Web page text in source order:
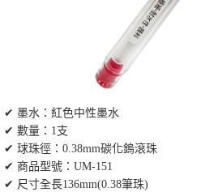
✔ 墨水：紅色中性墨水
✔ 數量：1支
✔ 球珠徑：0.38mm碳化鎢滾珠
✔ 商品型號：UM-151
✔ 尺寸全長136mm(0.38筆珠)